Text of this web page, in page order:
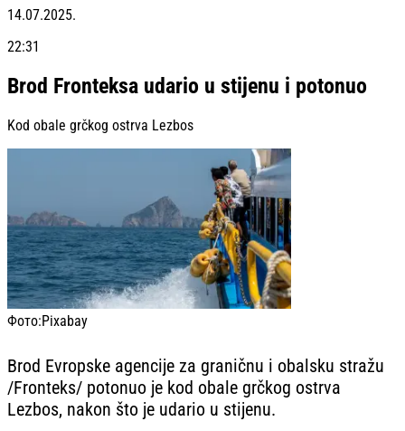
14.07.2025.
22:31
Brod Fronteksa udario u stijenu i potonuo
Kod obale grčkog ostrva Lezbos
Фото:Pixabay
Brod Evropske agencije za graničnu i obalsku stražu
/Fronteks/ potonuo je kod obale grčkog ostrva
Lezbos, nakon što je udario u stijenu.